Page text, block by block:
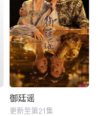
御廷谣
更新至第21集